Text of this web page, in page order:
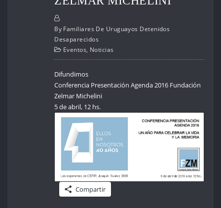
By Familiares De Uruguayos Detenidos
Desaparecidos
Eventos, Noticias
Difundimos
Conferencia Presentación Agenda 2016 Fundación
Zelmar Michelini
5 de abril, 12 hs.
Compartir